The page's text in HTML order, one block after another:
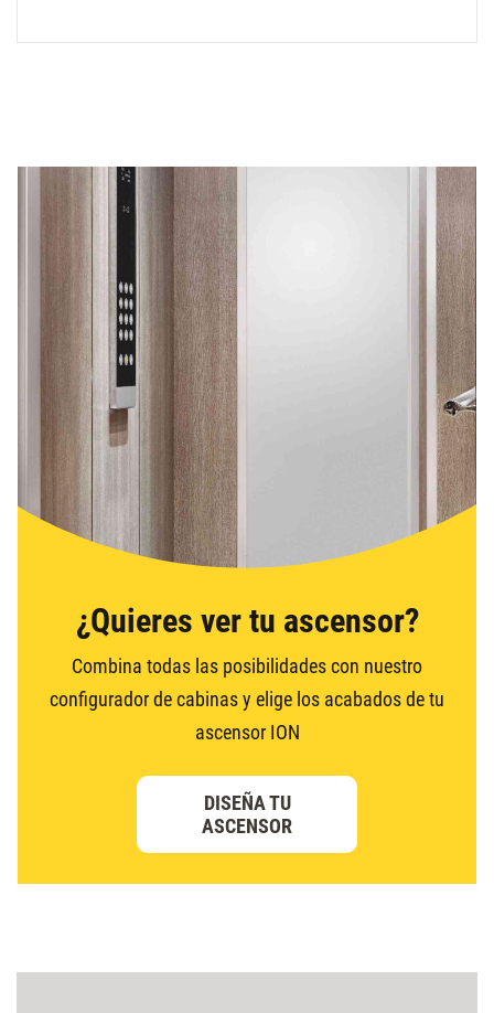
¿Quieres ver tu ascensor?
Combina todas las posibilidades con nuestro
configurador de cabinas y elige los acabados de tu
ascensor ION
DISEÑA TU
ASCENSOR